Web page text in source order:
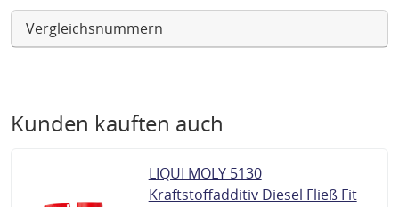
Vergleichsnummern
Kunden kauften auch
LIQUI MOLY 5130
Kraftstoffadditiv Diesel Fließ Fit